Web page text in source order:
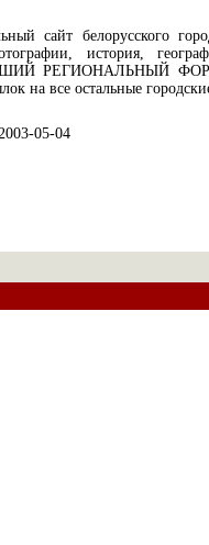
сайт белорусского
история,
РЕГИОНАЛЬНЫЙ
на все остальные
05-04